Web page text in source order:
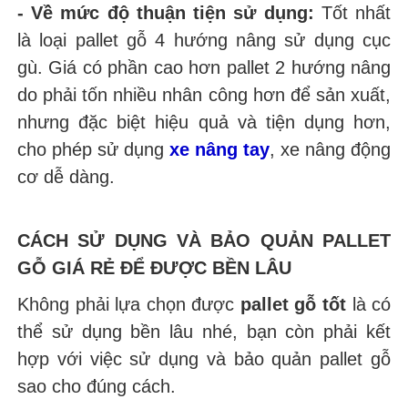
- Về mức độ thuận tiện sử dụng: Tốt nhất
là loại pallet gỗ 4 hướng nâng sử dụng cục
gù. Giá có phần cao hơn pallet 2 hướng nâng
do phải tốn nhiều nhân công hơn để sản xuất,
nhưng đặc biệt hiệu quả và tiện dụng hơn,
cho phép sử dụng xe nâng tay, xe nâng động
cơ dễ dàng.
CÁCH SỬ DỤNG VÀ BẢO QUẢN PALLET
GỖ GIÁ RẺ ĐỂ ĐƯỢC BỀN LÂU
Không phải lựa chọn được pallet gỗ tốtlà có
thể sử dụng bền lâu nhé, bạn còn phải kết
hợp với việc sử dụng và bảo quản pallet gỗ
sao cho đúng cách.